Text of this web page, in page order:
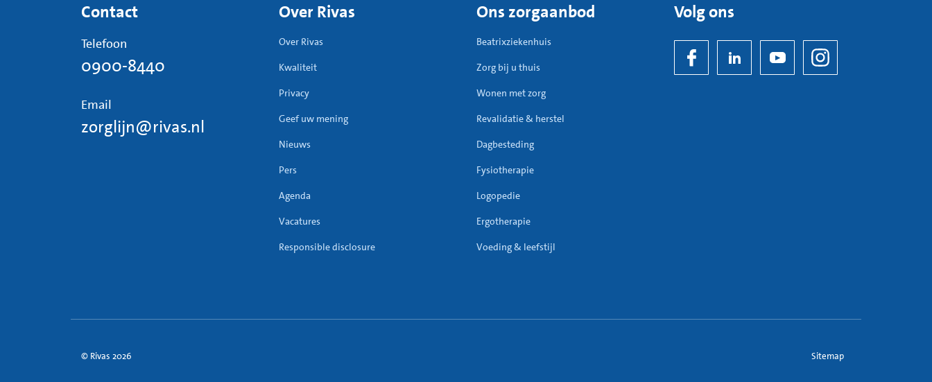
Contact
Telefoon
0900-8440
Email
zorglijn@rivas.nl
Over Rivas
Over Rivas
Kwaliteit
Privacy
Geef uw mening
Nieuws
Pers
Agenda
Vacatures
Responsible disclosure
Ons zorgaanbod
Beatrixziekenhuis
Zorg bij u thuis
Wonen met zorg
Revalidatie & herstel
Dagbesteding
Fysiotherapie
Logopedie
Ergotherapie
Voeding & leefstijl
Volg ons
© Rivas 2026 Sitemap